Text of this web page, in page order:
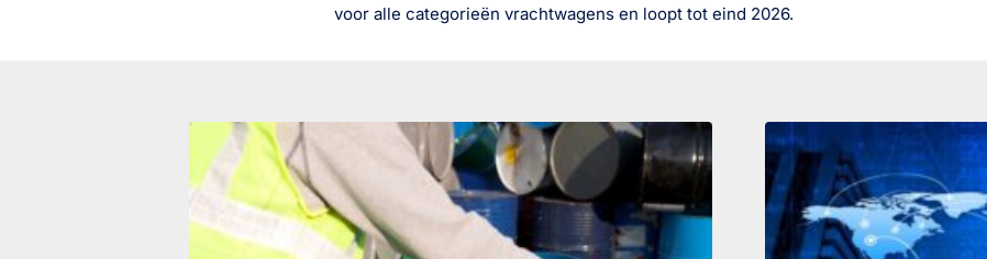
voor alle categorieën vrachtwagens en loopt tot eind 2026.